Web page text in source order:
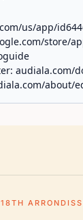
us/app/
store/
audiala.com/
about/
18TH